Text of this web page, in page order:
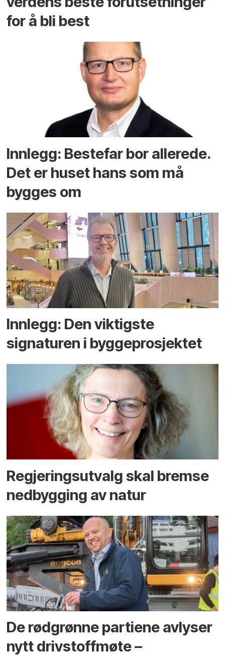
for å bli best
Innlegg: Bestefar bor allerede.
Det er huset hans som må
bygges om
Innlegg: Den viktigste
signaturen i bygge­­prosjektet
Regjerings­utvalg skal bremse
ned­bygging av natur
De rødgrønne partiene avlyser
nytt drivstoffmøte –